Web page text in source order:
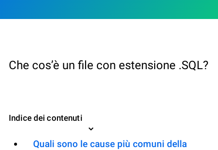
Che cos’è un file con estensione .SQL?
Indice dei contenuti
Quali sono le cause più comuni della